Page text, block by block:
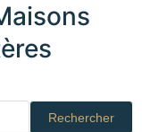
Rechercher